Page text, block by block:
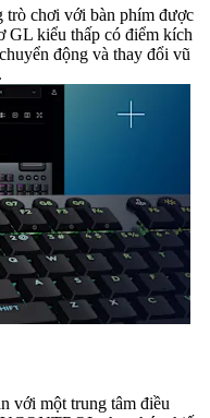
trò chơi với bàn phím được
GL kiểu thấp có điểm kích
động và thay đổi vũ
với một trung tâm điều